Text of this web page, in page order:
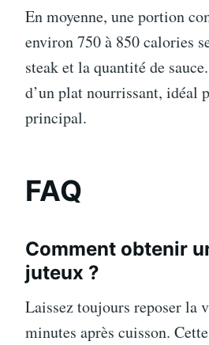
En moyenne, une portion
environ 750 à 850 calories
steak et la quantité de
d’un plat nourrissant, idéal
principal.
FAQ
Comment obtenir
juteux ?
Laissez toujours reposer la
minutes après cuisson.